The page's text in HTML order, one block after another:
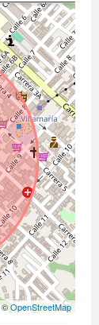
©OpenStreetMap